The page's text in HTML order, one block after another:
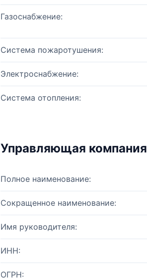
Газоснабжение:
Система пожаротушения:
Электроснабжение:
Система отопления:
Управляющая компания
Полное наименование:
Сокращенное наименование:
Имя руководителя:
ИНН:
ОГРН: